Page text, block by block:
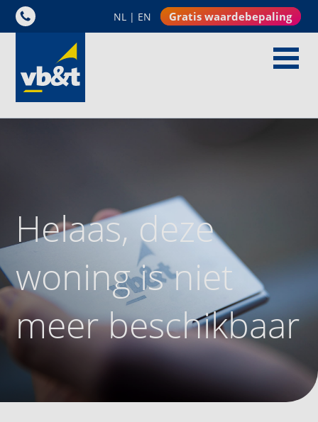
NL | EN Gratis waardebepaling
Helaas, deze
woning is niet
meer beschikbaar